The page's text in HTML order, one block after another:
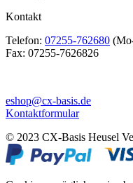
Kontakt
Telefon: 07255-762680
Fax: 07255-7626826
eshop@cx-basis.de
Kontaktformular
© 2023 CX-Basis Heusel